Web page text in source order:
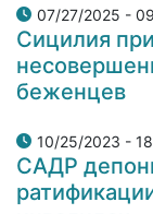
07/27/2025 -
Сицилия
беженцев
10/25/2023 -
САДР